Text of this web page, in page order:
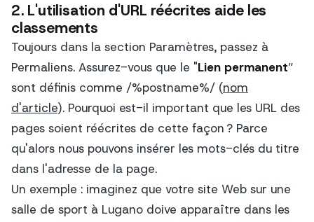
2. L'utilisation d'URL réécrites aide les
classements
Toujours dans la section Paramètres, passez à
Permaliens. Assurez-vous que le "Lien permanent”
sont définis comme /%postname%/ (nom
d'article). Pourquoi est-il important que les URL des
pages soient réécrites de cette façon ? Parce
qu'alors nous pouvons insérer les mots-clés du titre
dans l'adresse de la page.
Un exemple : imaginez que votre site Web sur une
salle de sport à Lugano doive apparaître dans les